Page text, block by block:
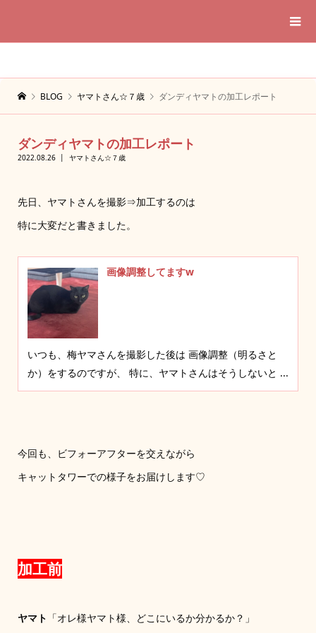
BLOG ヤマトさん☆７歳 ダンディヤマトの加工レポート
ダンディヤマトの加工レポート
2022.08.26 ヤマトさん☆７歳
先日、ヤマトさんを撮影⇒加工するのは
特に大変だと書きました。
画像調整してますw
いつも、梅ヤマさんを撮影した後は 画像調整（明るさと
か）をするのですが、 特に、ヤマトさんはそうしないと ...
今回も、ビフォーアフターを交えながら
キャットタワーでの様子をお届けします♡
加工前
ヤマト 「オレ様ヤマト様、どこにいるか分かるか？」